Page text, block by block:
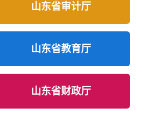
山东省审计厅
山东省教育厅
山东省财政厅